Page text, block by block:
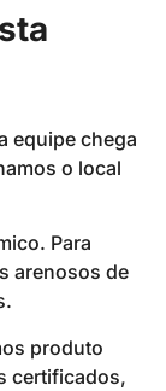
equipe chega
o local
Para
arenosos de
produto
certificados,